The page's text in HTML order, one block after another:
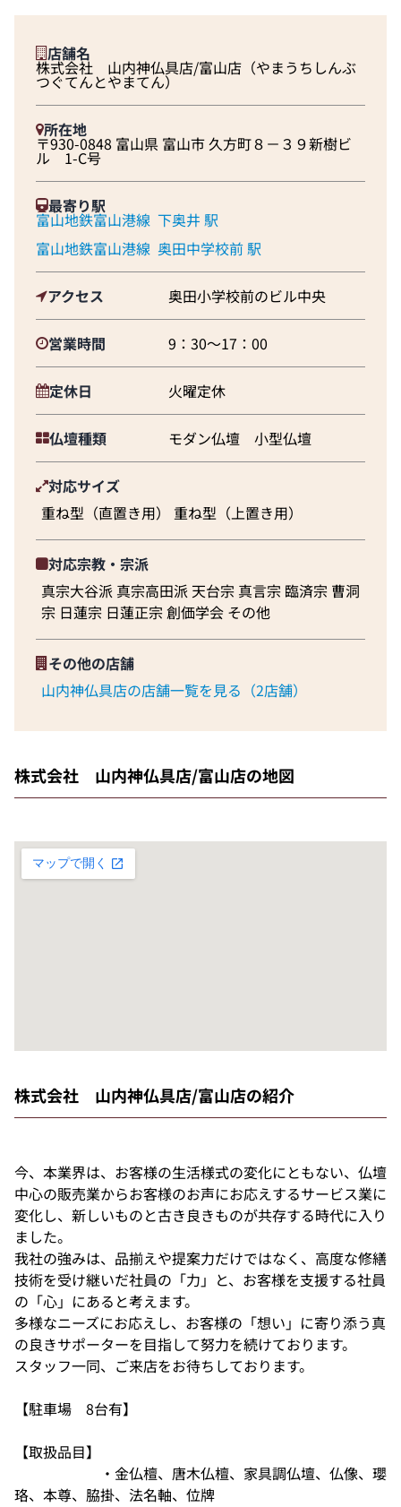
店舗名
株式会社 山内神仏具店/富山店（やまうちしんぶ
つぐてんとやまてん）
所在地
〒930-0848 富山県 富山市 久方町８－３９新樹ビ
ル 1-C号
最寄り駅
富山地鉄富山港線 下奥井 駅
富山地鉄富山港線 奥田中学校前 駅
アクセス 奥田小学校前のビル中央
営業時間 9：30～17：00
定休日 火曜定休
仏壇種類 モダン仏壇 小型仏壇
対応サイズ
重ね型（直置き用） 重ね型（上置き用）
対応宗教・宗派
真宗大谷派 真宗高田派 天台宗 真言宗 臨済宗 曹洞
宗 日蓮宗 日蓮正宗 創価学会 その他
その他の店舗
山内神仏具店の店舗一覧を見る（2店舗）
株式会社 山内神仏具店/富山店の地図
株式会社 山内神仏具店/富山店の紹介
今、本業界は、お客様の生活様式の変化にともない、仏壇
中心の販売業からお客様のお声にお応えするサービス業に
変化し、新しいものと古き良きものが共存する時代に入り
ました。
我社の強みは、品揃えや提案力だけではなく、高度な修繕
技術を受け継いだ社員の「力」と、お客様を支援する社員
の「心」にあると考えます。
多様なニーズにお応えし、お客様の「想い」に寄り添う真
の良きサポーターを目指して努力を続けております。
スタッフ一同、ご来店をお待ちしております。
【駐車場 8台有】
【取扱品目】
・金仏檀、唐木仏檀、家具調仏壇、仏像、瓔
珞、本尊、脇掛、法名軸、位牌